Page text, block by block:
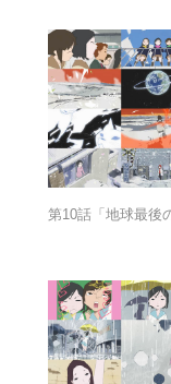
第10話「地球最後